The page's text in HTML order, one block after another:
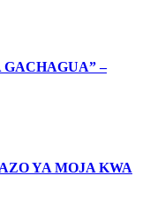
–
YA MOJA KWA